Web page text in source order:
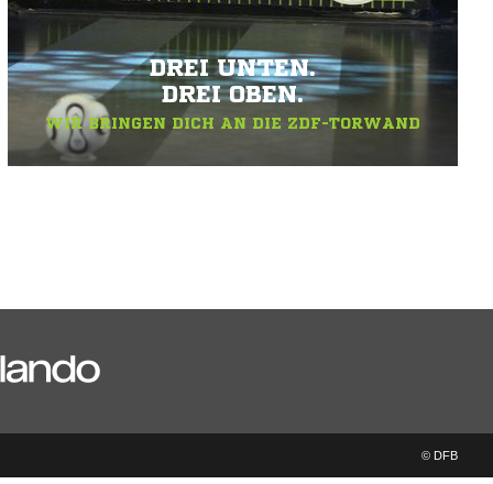
DREI UNTEN.
DREI OBEN.
WIR BRINGEN DICH AN DIE ZDF-TORWAND
© DFB